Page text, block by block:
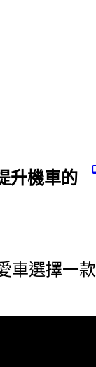
升機車的
車選擇一